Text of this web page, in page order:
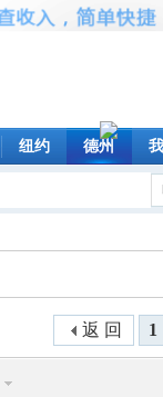
纽约 德州
1
返 回